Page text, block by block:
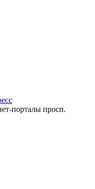
порталы просп.